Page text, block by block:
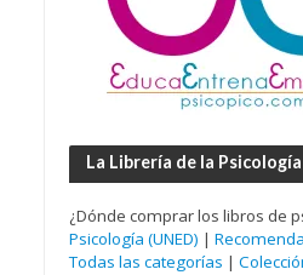
La Librería de la Psicología
¿Dónde comprar los libros de
Psicología (UNED) |
Todas las categorías |